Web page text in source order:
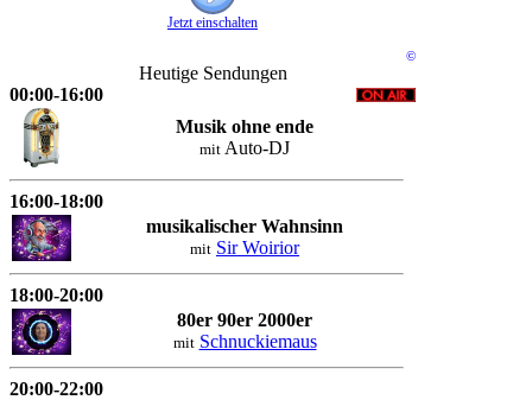
Jetzt einschalten
©
Heutige Sendungen
00:00-16:00
Musik ohne ende
mit Auto-DJ
16:00-18:00
musikalischer Wahnsinn
mit Sir Woirior
18:00-20:00
80er 90er 2000er
mit Schnuckiemaus
20:00-22:00